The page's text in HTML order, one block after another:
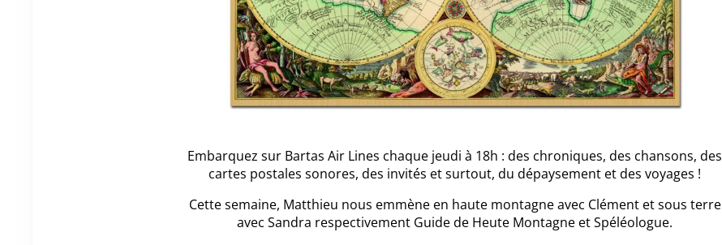
Embarquez sur Bartas Air Lines chaque jeudi à 18h : des chroniques, des chansons, des
cartes postales sonores, des invités et surtout, du dépaysement et des voyages !
Cette semaine, Matthieu nous emmène en haute montagne avec Clément et sous terre
avec Sandra respectivement Guide de Heute Montagne et Spéléologue.